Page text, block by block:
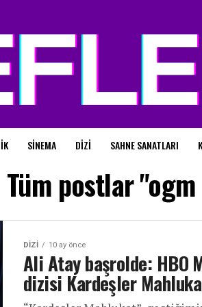
SINEMA DIZI SAHNE SANATLARI
Tüm postlar
DIZI 10 ay önce
Ali Atay başrolde: HBO
dizisi Kardeşler